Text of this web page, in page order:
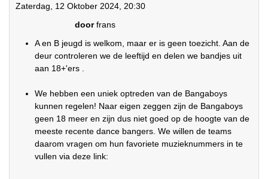
Zaterdag, 12 Oktober 2024, 20:30
doorfrans
A en B jeugd is welkom, maar er is geen toezicht. Aan de
deur controleren we de leeftijd en delen we bandjes uit
aan 18+'ers .
We hebben een uniek optreden van de Bangaboys
kunnen regelen! Naar eigen zeggen zijn de Bangaboys
geen 18 meer en zijn dus niet goed op de hoogte van de
meeste recente dance bangers. We willen de teams
daarom vragen om hun favoriete muzieknummers in te
vullen via deze link: